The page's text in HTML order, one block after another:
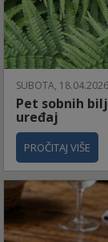
SUBOTA,
Pet sobnih
uređaj
PROČITAJ VIŠE